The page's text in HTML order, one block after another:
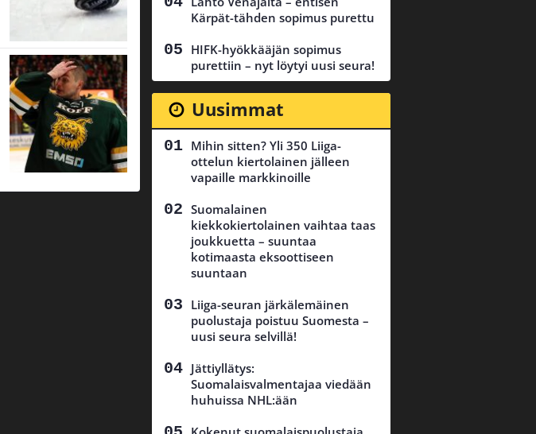
Kärpät-tähden sopimus purettu
HIFK-hyökkääjän sopimus
purettiin – nyt löytyi uusi seura!
Uusimmat
Mihin sitten? Yli 350 Liiga-
ottelun kiertolainen jälleen
vapaille markkinoille
Suomalainen
kiekkokiertolainen vaihtaa taas
joukkuetta – suuntaa
kotimaasta eksoottiseen
suuntaan
Liiga-seuran järkälemäinen
puolustaja poistuu Suomesta –
uusi seura selvillä!
Jättiyllätys:
Suomalaisvalmentajaa viedään
huhuissa NHL:ään